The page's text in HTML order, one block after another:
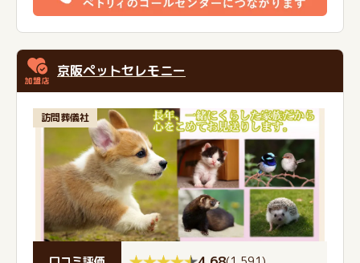
京阪ペットセレモニー
訪問葬儀社